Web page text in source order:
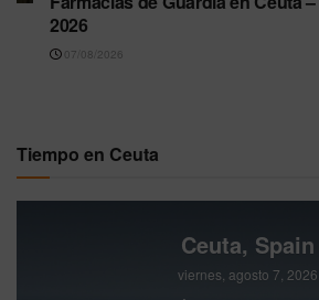
2026
07/08/2026
Tiempo en Ceuta
Ceuta, Spain
viernes, agosto 7, 2026